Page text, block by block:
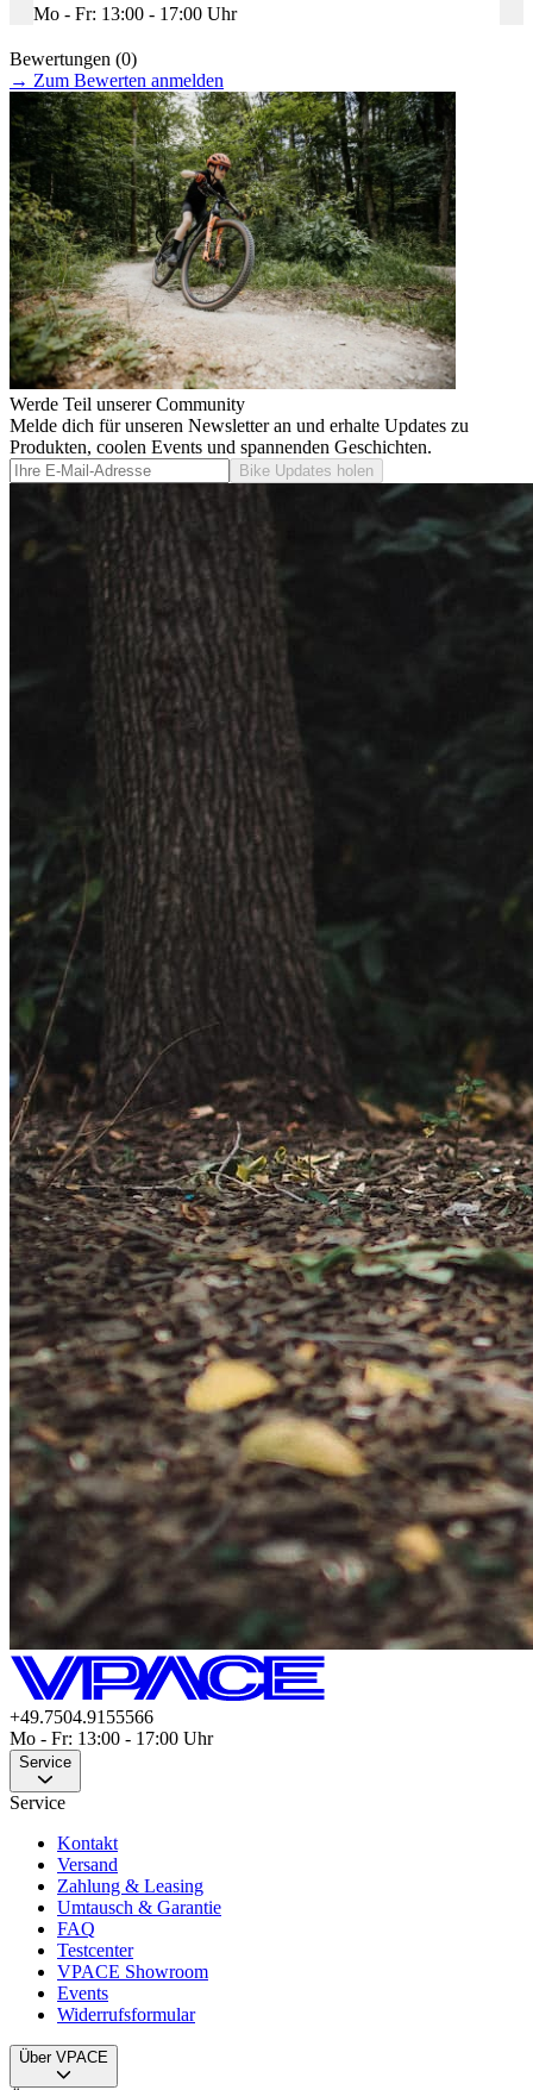
Mo - Fr: 13:00 - 17:00 Uhr
Bewertungen (0)
→ Zum Bewerten anmelden
Werde Teil unserer Community
Melde dich für unseren Newsletter an und erhalte Updates zu
Produkten, coolen Events und spannenden Geschichten.
Bike Updates holen
+49.7504.9155566
Mo - Fr: 13:00 - 17:00 Uhr
Service
Service
Kontakt
Versand
Zahlung & Leasing
Umtausch & Garantie
FAQ
Testcenter
VPACE Showroom
Events
Widerrufsformular
Über VPACE